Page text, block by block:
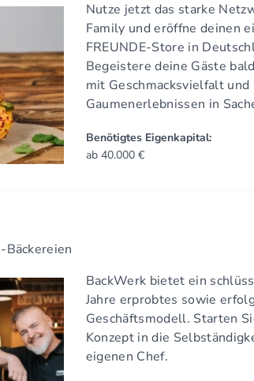
Nutze jetzt das starke
Family und eröffne deinen
FREUNDE-Store in
Begeistere deine Gäste
mit Geschmacksvielfalt und
Gaumenerlebnissen in
Benötigtes Eigenkapital:
ab 40.000 €
Bäckereien
BackWerk bietet ein
Jahre erprobtes sowie
Geschäftsmodell. Starten
Konzept in die
eigenen Chef.